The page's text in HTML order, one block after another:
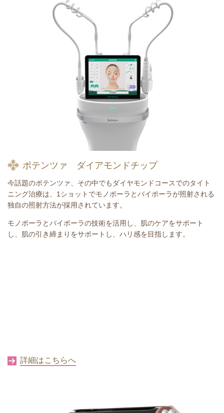
ポテンツァ ダイアモンドチップ
今話題のポテンツァ、その中でもダイヤモンドコースでのタイト
ニング治療は、1ショットでモノポーラとバイポーラが照射される
独自の照射方法が採用されています。
モノポーラとバイポーラの技術を活用し、肌のケアをサポート
し、肌の引き締まりをサポートし、ハリ感を目指します。
詳細はこちらへ